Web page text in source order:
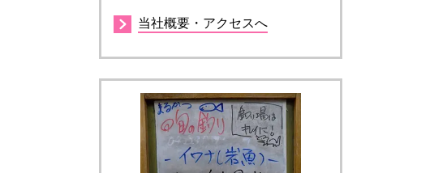
当社概要・アクセスへ